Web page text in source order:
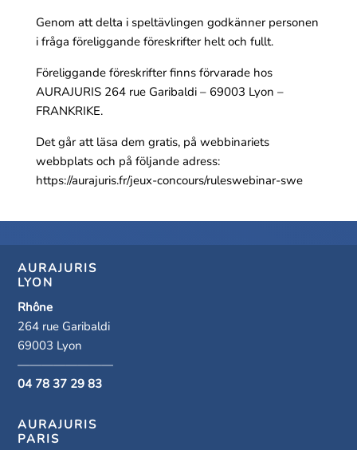
Genom att delta i speltävlingen godkänner personen
i fråga föreliggande föreskrifter helt och fullt.
Föreliggande föreskrifter finns förvarade hos
AURAJURIS 264 rue Garibaldi – 69003 Lyon –
FRANKRIKE.
Det går att läsa dem gratis, på webbinariets
webbplats och på följande adress:
https://aurajuris.fr/jeux-concours/ruleswebinar-swe
AURAJURIS
LYON
Rhône
264 rue Garibaldi
69003 Lyon
————————
04 78 37 29 83
AURAJURIS
PARIS